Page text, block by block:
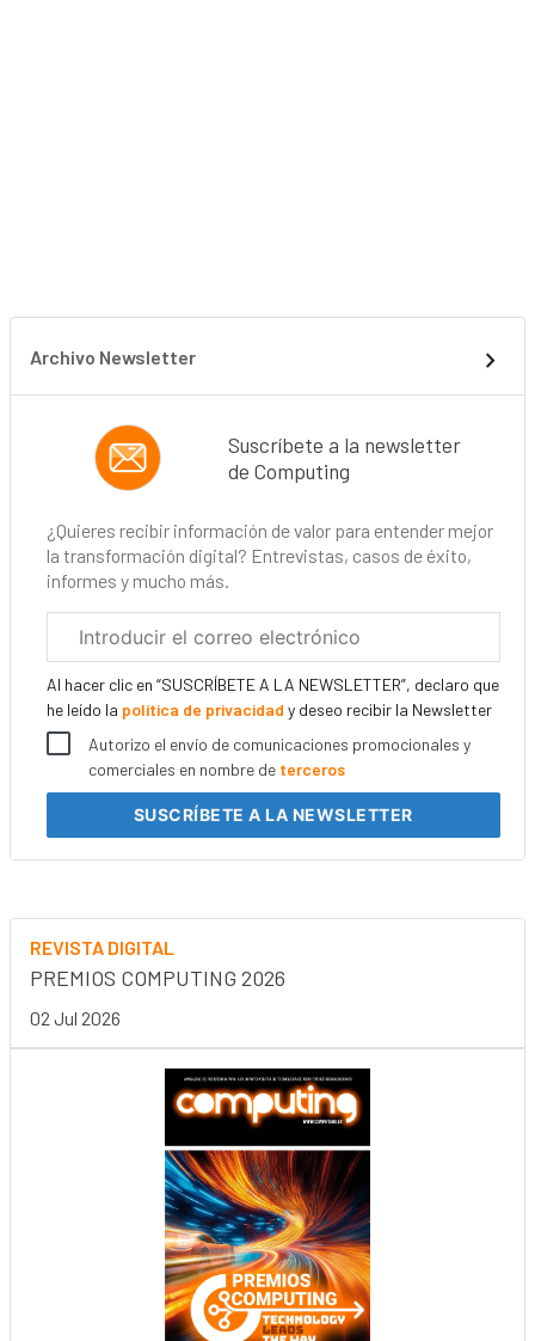
Archivo Newsletter
Suscríbete a la newsletter
de Computing
¿Quieres recibir información de valor para entender mejor
la transformación digital? Entrevistas, casos de éxito,
informes y mucho más.
electrónico
Al hacer clic en “SUSCRÍBETE A LA NEWSLETTER”, declaro que
he leído la política de privacidad y deseo recibir la Newsletter
Autorizo el envío de comunicaciones promocionales y
comerciales en nombre de terceros
SUSCRÍBETEA LA NEWSLETTER
REVISTA DIGITAL
PREMIOS COMPUTING 2026
02 Jul 2026